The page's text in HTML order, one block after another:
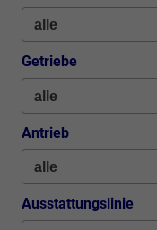
Getriebe
Antrieb
Ausstattungslinie